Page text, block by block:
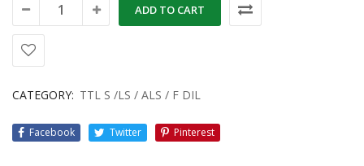
ADD TO CART
CATEGORY: TTL S /LS / ALS / F DIL
Facebook Twitter Pinterest